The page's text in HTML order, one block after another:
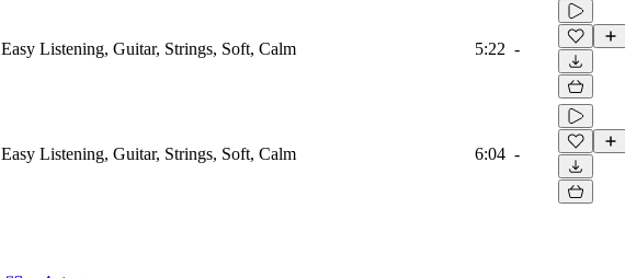
Easy Listening, Guitar, Strings, Soft, Calm 5:22 -
Easy Listening, Guitar, Strings, Soft, Calm 6:04 -